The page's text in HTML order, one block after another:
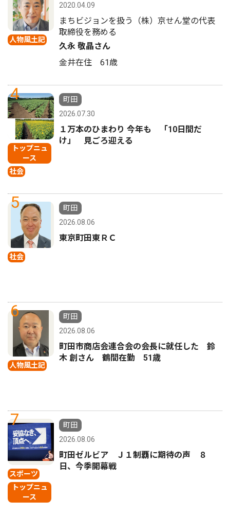
人物風土記
2020.04.09
まちビジョンを扱う（株）京せん堂の代表
取締役を務める
久永 敬晶さん
金井在住 61歳
4
トップニュ
ース
社会
町田
2026.07.30
１万本のひまわり 今年も 「10日間だ
け」 見ごろ迎える
5
社会
町田
2026.08.06
東京町田東ＲＣ
6
人物風土記
町田
2026.08.06
町田市商店会連合会の会長に就任した 鈴
木 創さん 鶴間在勤 51歳
7
スポーツ
トップニュ
ース
町田
2026.08.06
町田ゼルビア Ｊ１制覇に期待の声 ８
日、今季開幕戦